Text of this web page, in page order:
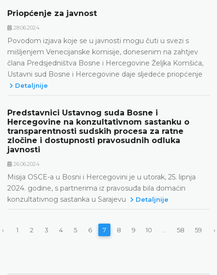
Priopćenje za javnost
28.06.2024.
Povodom izjava koje se u javnosti mogu čuti u svezi s
mišljenjem Venecijanske komisije, donesenim na zahtjev
člana Predsjedništva Bosne i Hercegovine Željka Komšića,
Ustavni sud Bosne i Hercegovine daje sljedeće priopćenje
Detaljnije
Predstavnici Ustavnog suda Bosne i
Hercegovine na konzultativnom sastanku o
transparentnosti sudskih procesa za ratne
zločine i dostupnosti pravosudnih odluka
javnosti
26.06.2024.
Misija OSCE-a u Bosni i Hercegovini je u utorak, 25. lipnja
2024. godine, s partnerima iz pravosuđa bila domaćin
konzultativnog sastanka u Sarajevu
Detaljnije
‹ 1 2 3 4 5 6 7 8 9 10 58 59 ›